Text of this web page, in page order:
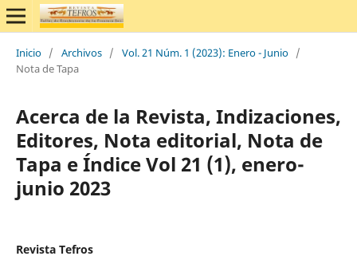
Inicio / Archivos / Vol. 21 Núm. 1 (2023): Enero - Junio /
Nota de Tapa
Acerca de la Revista, Indizaciones,
Editores, Nota editorial, Nota de
Tapa e Índice Vol 21 (1), enero-
junio 2023
Revista Tefros